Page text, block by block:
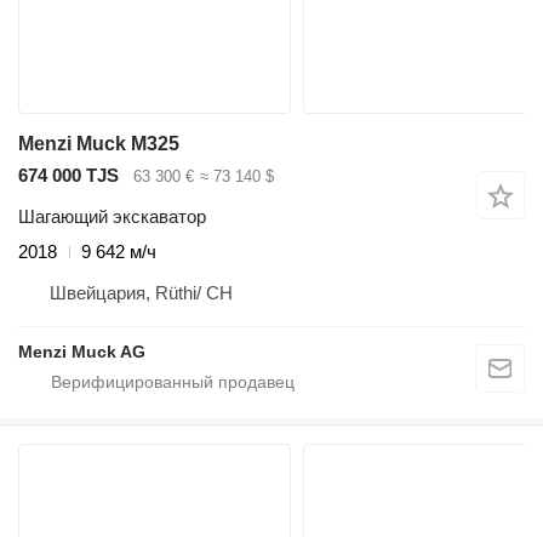
Menzi Muck M325
674 000 TJS
63 300 € ≈ 73 140 $
Шагающий экскаватор
2018
9 642 м/ч
Швейцария, Rüthi/ CH
Menzi Muck AG